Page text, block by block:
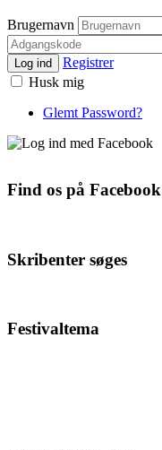
Brugernavn
Log ind
Registrer
Husk mig
Glemt Password?
Find os på Facebook
Skribenter søges
Festivaltema